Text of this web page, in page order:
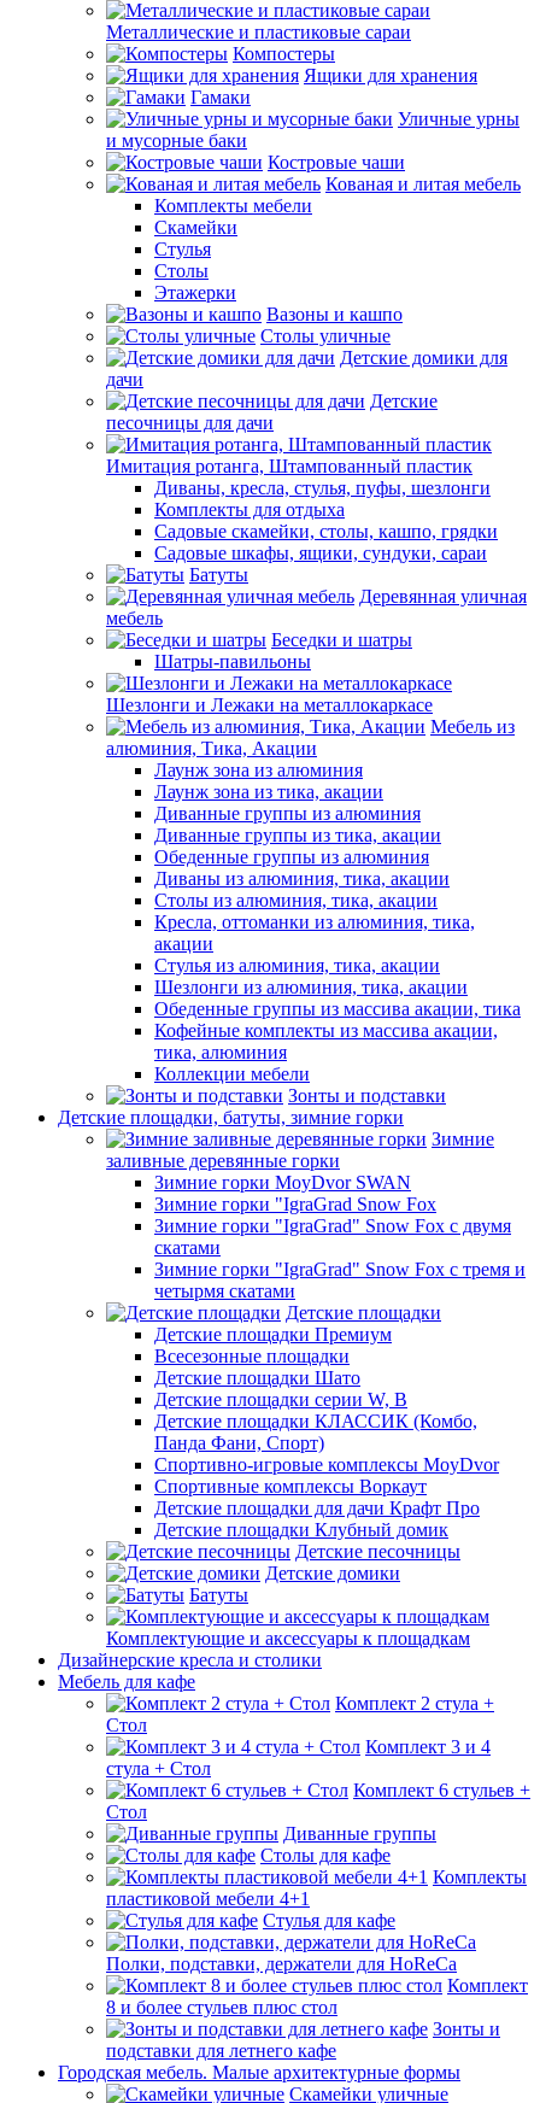
Металлические и пластиковые сараи
Компостеры
Ящики для хранения
Гамаки
Уличные урны
и мусорные баки
Костровые чаши
Кованая и литая мебель
Комплекты мебели
Скамейки
Стулья
Столы
Этажерки
Вазоны и кашпо
Столы уличные
Детские домики для
дачи
Детские
песочницы для дачи
Имитация ротанга, Штампованный пластик
Диваны, кресла, стулья, пуфы, шезлонги
Комплекты для отдыха
Садовые скамейки, столы, кашпо, грядки
Садовые шкафы, ящики, сундуки, сараи
Батуты
Деревянная уличная
мебель
Беседки и шатры
Шатры-павильоны
Шезлонги и Лежаки на металлокаркасе
Мебель из
алюминия, Тика, Акации
Лаунж зона из алюминия
Лаунж зона из тика, акации
Диванные группы из алюминия
Диванные группы из тика, акации
Обеденные группы из алюминия
Диваны из алюминия, тика, акации
Столы из алюминия, тика, акации
Кресла, оттоманки из алюминия, тика,
акации
Стулья из алюминия, тика, акации
Шезлонги из алюминия, тика, акации
Обеденные группы из массива акации, тика
Кофейные комплекты из массива акации,
тика, алюминия
Коллекции мебели
Зонты и подставки
Детские площадки, батуты, зимние горки
Зимние
заливные деревянные горки
Зимние горки MoyDvor SWAN
Зимние горки "IgraGrad Snow Fox
Зимние горки "IgraGrad" Snow Fox с двумя
скатами
Зимние горки "IgraGrad" Snow Fox с тремя и
четырмя скатами
Детские площадки
Детские площадки Премиум
Всесезонные площадки
Детские площадки Шато
Детские площадки серии W, В
Детские площадки КЛАССИК (Комбо,
Панда Фани, Спорт)
Спортивно-игровые комплексы MoyDvor
Спортивные комплексы Воркаут
Детские площадки для дачи Крафт Про
Детские площадки Клубный домик
Детские песочницы
Детские домики
Батуты
Комплектующие и аксессуары к площадкам
Дизайнерские кресла и столики
Мебель для кафе
Комплект 2 стула +
Стол
Комплект 3 и 4
стула + Стол
Комплект 6 стульев +
Стол
Диванные группы
Столы для кафе
Комплекты
пластиковой мебели 4+1
Стулья для кафе
Полки, подставки, держатели для HoReCa
Комплект
8 и более стульев плюс стол
Зонты и
подставки для летнего кафе
Городская мебель. Малые архитектурные формы
Скамейки уличные